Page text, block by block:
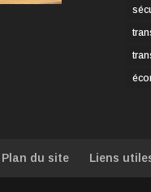
Plan du site Liens